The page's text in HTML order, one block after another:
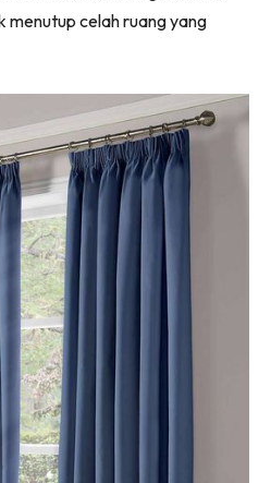
Ideaktiv
menutup celah ruang yang